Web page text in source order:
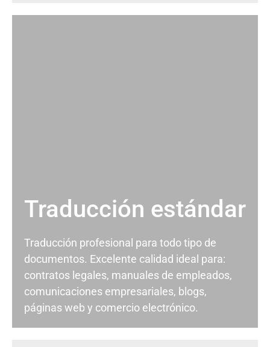
Traducción estándar
Traducción profesional para todo tipo de
documentos. Excelente calidad ideal para:
contratos legales, manuales de empleados,
comunicaciones empresariales, blogs,
páginas web y comercio electrónico.